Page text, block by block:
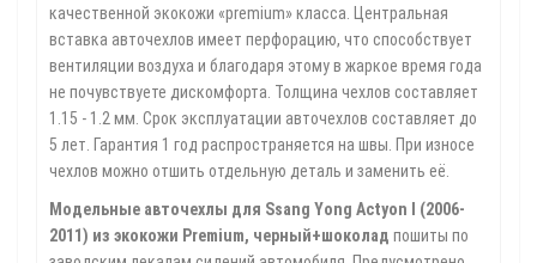
качественной экокожи «premium» класса. Центральная
вставка авточехлов имеет перфорацию, что способствует
вентиляции воздуха и благодаря этому в жаркое время года
не почувствуете дискомфорта. Толщина чехлов составляет
1.15 - 1.2 мм. Срок эксплуатации авточехлов составляет до
5 лет. Гарантия 1 год распространяется на швы. При износе
чехлов можно отшить отдельную деталь и заменить её.
Модельные авточехлы для Ssang Yong Actyon I (2006-
2011) из экокожи Premium, черный+шоколад пошиты по